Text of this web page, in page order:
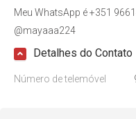
Meu WhatsApp é +351
@mayaaa224
Detalhes do Contato
Número de telemóvel